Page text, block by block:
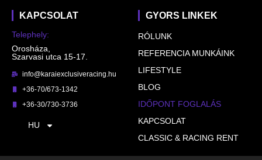
GYORS LINKEK
RÓLUNK
REFERENCIA MUNKÁINK
LIFESTYLE
BLOG
IDŐPONT FOGLALÁS
KAPCSOLAT
CLASSIC & RACING RENT
KAPCSOLAT
Telephely:
Orosháza,
Szarvasi utca 15-17.
info@karaiexclusiveracing.hu
+36-70/673-1342
+36-30/730-3736
HU